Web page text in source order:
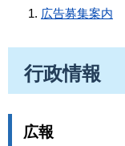
広告募集案内
行政情報
広報